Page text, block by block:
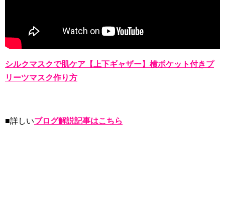
シルクマスクで肌ケア【上下ギャザー】横ポケット付きプ
リーツマスク作り方
■詳しいブログ解説記事はこちら